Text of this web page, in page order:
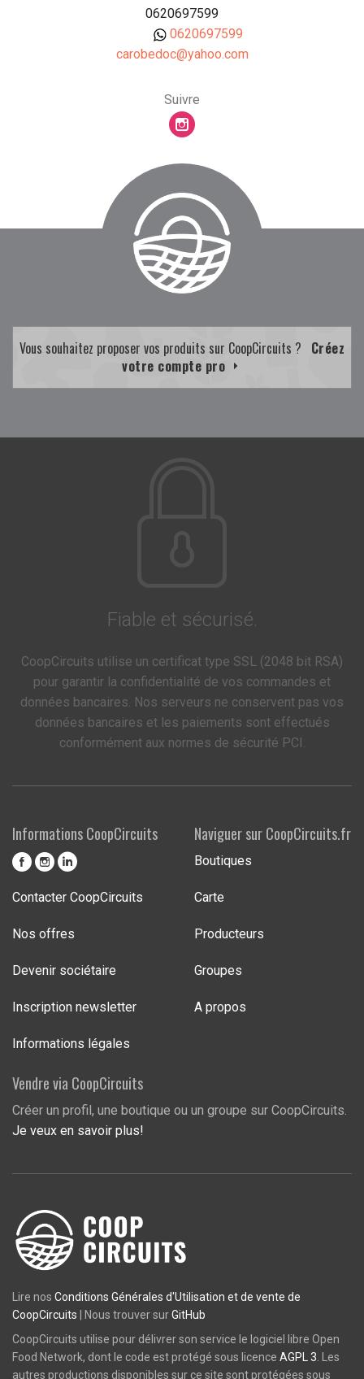
0620697599
0620697599
moc.oohay@codeborac
Suivre
Vous souhaitez proposer vos produits sur CoopCircuits ? Créez
votre compte pro
Fiable et sécurisé.
CoopCircuits utilise un certificat type SSL (2048 bit RSA)
pour garantir la confidentialité de vos commandes et
données bancaires. Nos serveurs ne conservent pas vos
données bancaires et les paiements sont effectués
conformément aux normes de sécurité PCI.
Informations CoopCircuits
Contacter CoopCircuits
Nos offres
Devenir sociétaire
Inscription newsletter
Informations légales
Naviguer sur CoopCircuits.fr
Boutiques
Carte
Producteurs
Groupes
A propos
Vendre via CoopCircuits
Créer un profil, une boutique ou un groupe sur CoopCircuits.
Je veux en savoir plus!
Lire nos Conditions Générales d'Utilisation et de vente de
CoopCircuits | Nous trouver surGitHub
CoopCircuits utilise pour délivrer son service le logiciel libre Open
Food Network, dont le code est protégé sous licence AGPL 3 . Les
autres productions disponibles sur ce site sont protégées sous